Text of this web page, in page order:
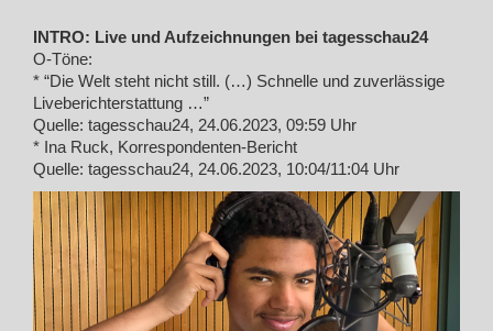
INTRO: Live und Aufzeichnungen bei tagesschau24
O-Töne:
* “Die Welt steht nicht still. (…) Schnelle und zuverlässige
Liveberichterstattung …”
Quelle: tagesschau24, 24.06.2023, 09:59 Uhr
* Ina Ruck, Korrespondenten-Bericht
Quelle: tagesschau24, 24.06.2023, 10:04/11:04 Uhr